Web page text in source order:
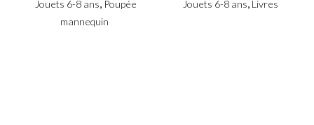
Jouets 6-8 ans Poupée
mannequin
Jouets 6-8 ans Livres